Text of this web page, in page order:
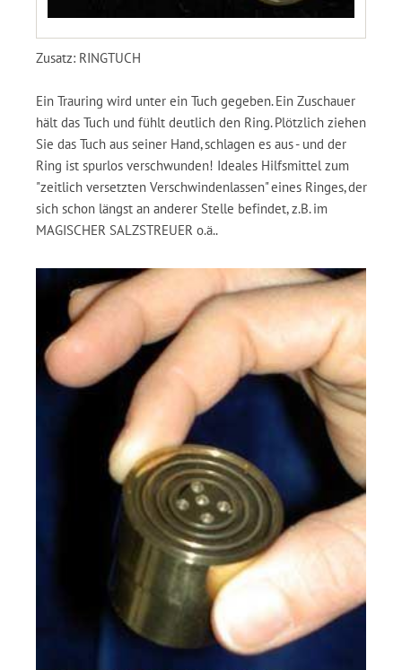
Zusatz: RINGTUCH
Ein Trauring wird unter ein Tuch gegeben. Ein Zuschauer
hält das Tuch und fühlt deutlich den Ring. Plötzlich ziehen
Sie das Tuch aus seiner Hand, schlagen es aus - und der
Ring ist spurlos verschwunden! Ideales Hilfsmittel zum
"zeitlich versetzten Verschwindenlassen" eines Ringes, der
sich schon längst an anderer Stelle befindet, z.B. im
MAGISCHER SALZSTREUER o.ä..